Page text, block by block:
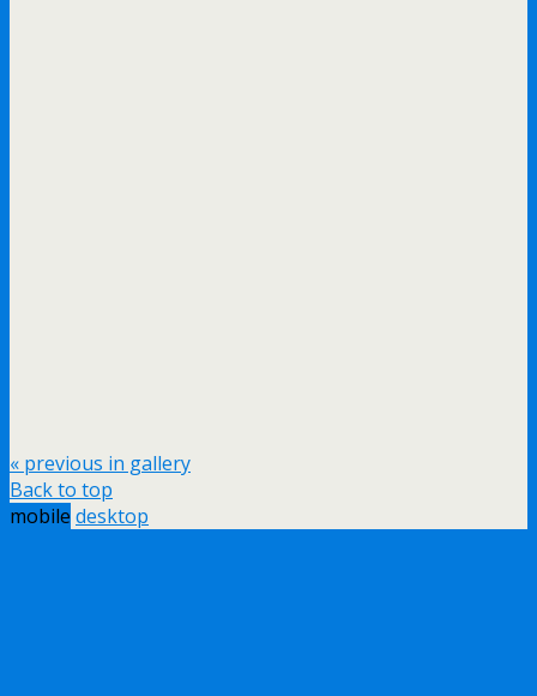
« previous in gallery
Back to top
mobile desktop